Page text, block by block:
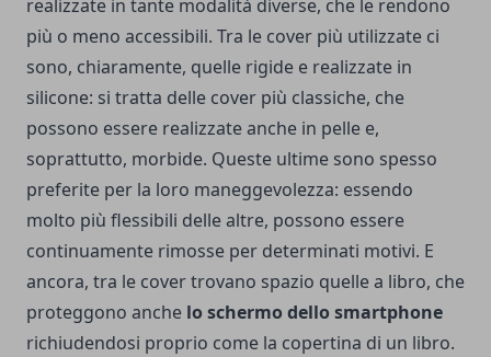
realizzate in tante modalità diverse, che le rendono
più o meno accessibili. Tra le cover più utilizzate ci
sono, chiaramente, quelle rigide e realizzate in
silicone: si tratta delle cover più classiche, che
possono essere realizzate anche in pelle e,
soprattutto, morbide. Queste ultime sono spesso
preferite per la loro maneggevolezza: essendo
molto più flessibili delle altre, possono essere
continuamente rimosse per determinati motivi. E
ancora, tra le cover trovano spazio quelle a libro, che
proteggono anche lo schermo dello smartphone
richiudendosi proprio come la copertina di un libro.